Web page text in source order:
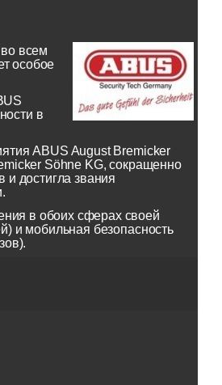
всем
особое
в
ABUS August Bremicker
Söhne KG, сокращенно
и достигла звания
в обоих сферах своей
и мобильная безопасность